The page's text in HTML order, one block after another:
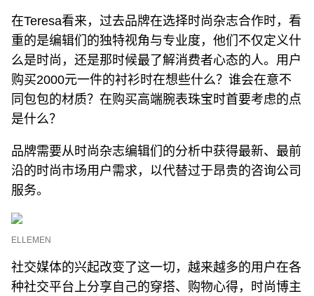
在Teresa看来，过去品牌在选择时尚杂志合作时，看
重的是编辑们的独特视角与专业度，他们不仅定义什
么是时尚，还是那时候最了解消费者心态的人。用户
购买2000元一件的衬衫时在想些什么？谁会在意不
同包包的材质？在购买高端腕表珠宝时首要考虑的点
是什么？
品牌需要从时尚杂志编辑们的分析中获得最新、最前
沿的时尚市场用户需求，以代替过于昂贵的咨询公司
服务。
ELLEMEN
社交媒体的兴起改变了这一切，越来越多的用户在各
种社交平台上分享自己的穿搭、购物心得，时尚博主